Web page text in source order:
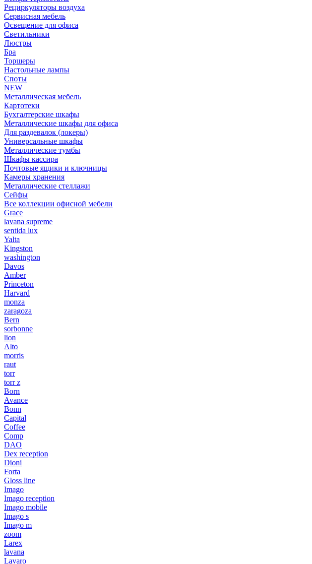
Рециркуляторы воздуха
Сервисная мебель
Освещение для офиса
Светильники
Люстры
Бра
Торшеры
Настольные лампы
Споты
NEW
Металлическая мебель
Картотеки
Бухгалтерские шкафы
Металлические шкафы для офиса
Для раздевалок (локеры)
Универсальные шкафы
Металлические тумбы
Шкафы кассира
Почтовые ящики и ключницы
Камеры хранения
Металлические стеллажи
Сейфы
Все коллекции офисной мебели
Grace
lavana supreme
sentida lux
Yalta
Kingston
washington
Davos
Amber
Princeton
Harvard
monza
zaragoza
Bern
sorbonne
lion
Alto
morris
raut
torr
torr z
Born
Avance
Bonn
Capital
Coffee
Comp
DAO
Dex reception
Dioni
Forta
Gloss line
Imago
Imago reception
Imago mobile
Imago s
Imago m
zoom
Larex
lavana
Lavaro